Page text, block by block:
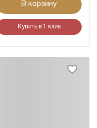
В корзину
Купить в 1 клик